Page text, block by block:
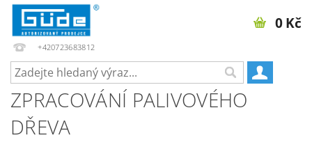
+420723683812
0 Kč
ZPRACOVÁNÍ PALIVOVÉHO
DŘEVA